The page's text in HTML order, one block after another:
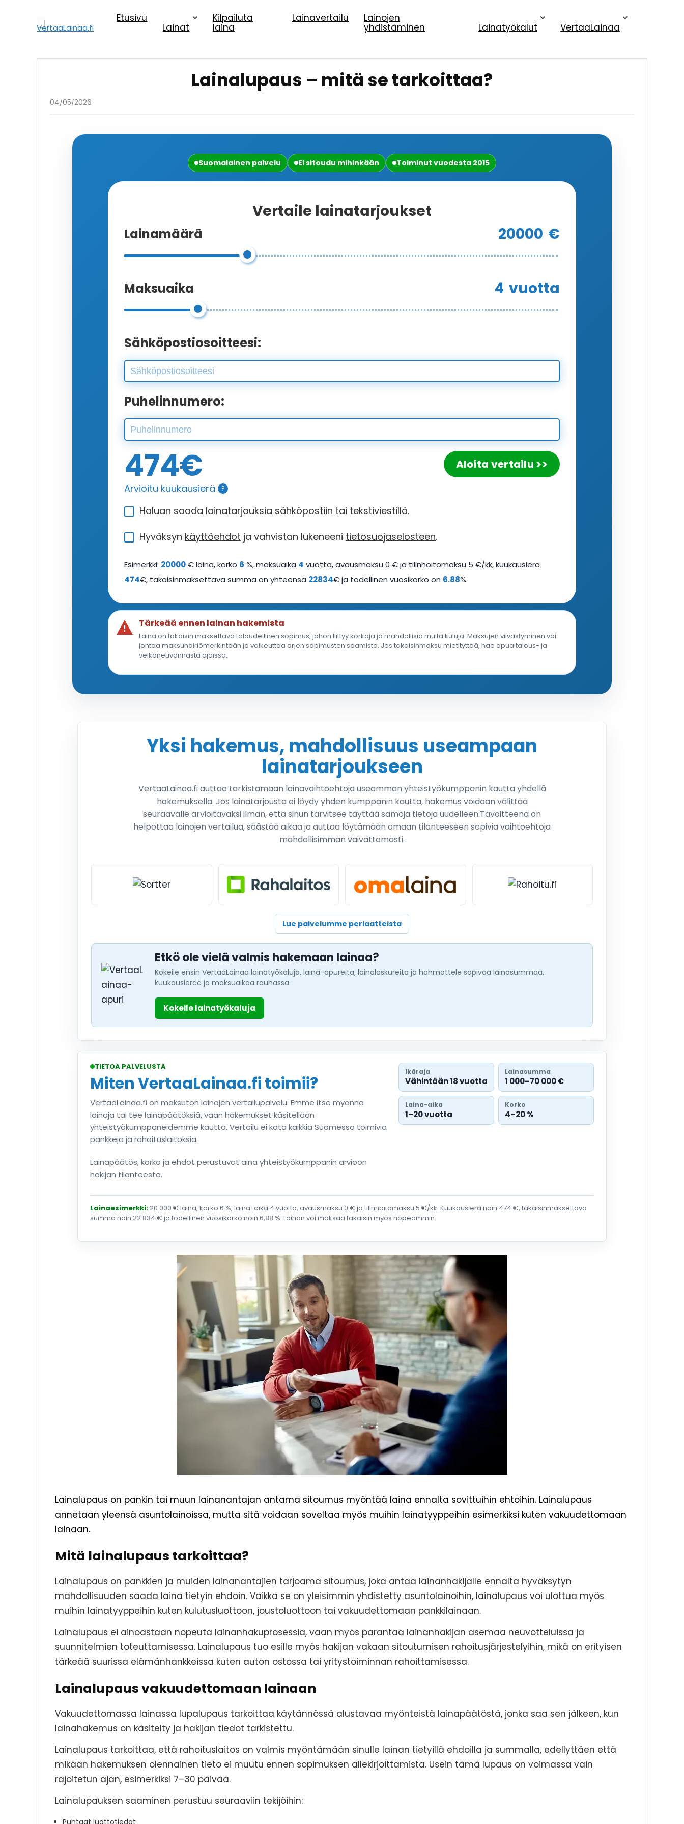
Etusivu
Lainat
Kilpailuta
laina
Lainavertailu Lainojen
yhdistäminen Lainatyökalut VertaaLainaa
Lainalupaus – mitä se tarkoittaa?
04/05/2026
Suomalainen palvelu Ei sitoudu mihinkään Toiminut vuodesta 2015
Vertaile lainatarjoukset
Lainamäärä 20000 €
Maksuaika 4 vuotta
Sähköpostiosoitteesi:
Puhelinnumero:
474€
Arvioitu kuukausierä ?
Aloita vertailu >>
Haluan saada lainatarjouksia sähköpostiin tai tekstiviestillä.
Hyväksyn käyttöehdot ja vahvistan lukeneeni tietosuojaselosteen.
Esimerkki: 20000€ laina, korko 6 %, maksuaika 4 vuotta, avausmaksu 0 € ja tilinhoitomaksu 5 €/kk, kuukausierä
474€, takaisinmaksettava summa on yhteensä 22834€ ja todellinen vuosikorko on 6.88%.
Tärkeää ennen lainan hakemista
Laina on takaisin maksettava taloudellinen sopimus, johon liittyy korkoja ja mahdollisia muita kuluja. Maksujen viivästyminen voi
johtaa maksuhäiriömerkintään ja vaikeuttaa arjen sopimusten saamista. Jos takaisinmaksu mietityttää, hae apua talous- ja
velkaneuvonnasta ajoissa.
Yksi hakemus, mahdollisuus useampaan
lainatarjoukseen
VertaaLainaa.fi auttaa tarkistamaan lainavaihtoehtoja useamman yhteistyökumppanin kautta yhdellä
hakemuksella. Jos lainatarjousta ei löydy yhden kumppanin kautta, hakemus voidaan välittää
seuraavalle arvioitavaksi ilman, että sinun tarvitsee täyttää samoja tietoja uudelleen.Tavoitteena on
helpottaa lainojen vertailua, säästää aikaa ja auttaa löytämään omaan tilanteeseen sopivia vaihtoehtoja
mahdollisimman vaivattomasti.
Lue palvelumme periaatteista
Etkö ole vielä valmis hakemaan lainaa?
Kokeile ensin VertaaLainaa lainatyökaluja, laina-apureita, lainalaskureita ja hahmottele sopivaa lainasummaa,
kuukausierää ja maksuaikaa rauhassa.
Kokeile lainatyökaluja
TIETOA PALVELUSTA
Miten VertaaLainaa.fi toimii?
VertaaLainaa.fi on maksuton lainojen vertailupalvelu. Emme itse myönnä
lainoja tai tee lainapäätöksiä, vaan hakemukset käsitellään
yhteistyökumppaneidemme kautta. Vertailu ei kata kaikkia Suomessa toimivia
pankkeja ja rahoituslaitoksia.
Lainapäätös, korko ja ehdot perustuvat aina yhteistyökumppanin arvioon
hakijan tilanteesta.
Ikäraja
Vähintään 18 vuotta
Lainasumma
1 000–70 000 €
Laina-aika
1–20 vuotta
Korko
4–20 %
Lainaesimerkki:20 000 € laina, korko 6 %, laina-aika 4 vuotta, avausmaksu 0 € ja tilinhoitomaksu 5 €/kk. Kuukausierä noin 474 €, takaisinmaksettava
summa noin 22 834 € ja todellinen vuosikorko noin 6,88 %. Lainan voi maksaa takaisin myös nopeammin.
Lainalupaus on pankin tai muun lainanantajan antama sitoumus myöntää laina ennalta sovittuihin ehtoihin. Lainalupaus
annetaan yleensä asuntolainoissa, mutta sitä voidaan soveltaa myös muihin lainatyyppeihin esimerkiksi kuten vakuudettomaan
lainaan.
Mitä lainalupaus tarkoittaa?
Lainalupaus on pankkien ja muiden lainanantajien tarjoama sitoumus, joka antaa lainanhakijalle ennalta hyväksytyn
mahdollisuuden saada laina tietyin ehdoin. Vaikka se on yleisimmin yhdistetty asuntolainoihin, lainalupaus voi ulottua myös
muihin lainatyyppeihin kuten kulutusluottoon, joustoluottoon tai vakuudettomaan pankkilainaan.
Lainalupaus ei ainoastaan nopeuta lainanhakuprosessia, vaan myös parantaa lainanhakijan asemaa neuvotteluissa ja
suunnitelmien toteuttamisessa. Lainalupaus tuo esille myös hakijan vakaan sitoutumisen rahoitusjärjestelyihin, mikä on erityisen
tärkeää suurissa elämänhankkeissa kuten auton ostossa tai yritystoiminnan rahoittamisessa.
Lainalupaus vakuudettomaan lainaan
Vakuudettomassa lainassa lupalupaus tarkoittaa käytännössä alustavaa myönteistä lainapäätöstä, jonka saa sen jälkeen, kun
lainahakemus on käsitelty ja hakijan tiedot tarkistettu.
Lainalupaus tarkoittaa, että rahoituslaitos on valmis myöntämään sinulle lainan tietyillä ehdoilla ja summalla, edellyttäen että
mikään hakemuksen olennainen tieto ei muutu ennen sopimuksen allekirjoittamista. Usein tämä lupaus on voimassa vain
rajoitetun ajan, esimerkiksi 7–30 päivää.
Lainalupauksen saaminen perustuu seuraaviin tekijöihin:
Puhtaat luottotiedot